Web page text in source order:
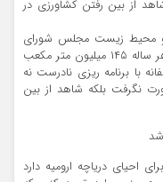
از بین رفتن کشاورزی در
و محیط زیست مجلس شورای
اسلامی تاکید کرد: قبل احیای رودخانه ارومیه هر ساله ۱۴۵ میلیون متر مکعب
با برنامه ریزی نادرست نه
نگرفت بلکه شاهد از بین
احیای دریاچه ارومیه دارد